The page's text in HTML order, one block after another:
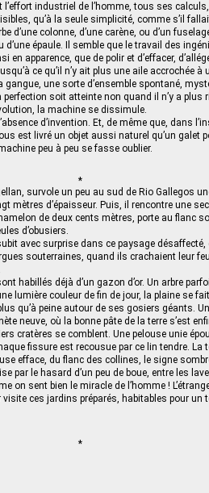
l’effort industriel de l’homme, tous ses
qu’à la seule simplicité, comme s’il
d’une colonne, d’une carène, ou d’un
d’une épaule. Il semble que le travail des
apparence, que de polir et d’effacer,
ce qu’il n’y ait plus une aile accrochée
une sorte d’ensemble spontané,
soit atteinte non quand il n’y a plus
la machine se dissimule.
d’invention. Et, de même que, dans
est livré un objet aussi naturel qu’un galet
peu à peu se fasse oublier.
*
survole un peu au sud de Rio Gallegos
mètres d’épaisseur. Puis, il rencontre une
de deux cents mètres, porte au flanc
d’obusiers.
avec surprise dans ce paysage
souterraines, quand ils crachaient leur
habillés déjà d’un gazon d’or. Un arbre
lumière couleur de fin de jour, la plaine se
qu’à peine autour de ses gosiers géants.
neuve, où la bonne pâte de la terre s’est
cratères se comblent. Une pelouse unie
fissure est recousue par ce lin tendre. La
efface, du flanc des collines, le signe
par le hasard d’un peu de boue, entre les
on sent bien le miracle de l’homme !
ces jardins préparés, habitables pour un
*